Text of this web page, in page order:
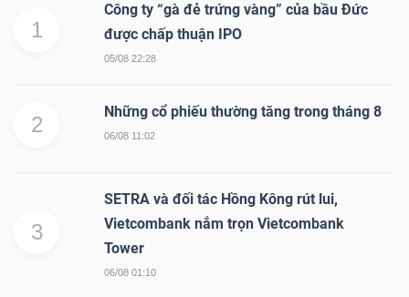
1
Công ty “gà đẻ trứng vàng” của bầu Đức
được chấp thuận IPO
05/08 22:28
2
Những cổ phiếu thường tăng trong tháng 8
06/08 11:02
3
SETRA và đối tác Hồng Kông rút lui,
Vietcombank nắm trọn Vietcombank
Tower
06/08 01:10